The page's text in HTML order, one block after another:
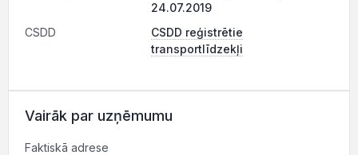
24.07.2019
CSDD
CSDD reģistrētie
transportlīdzekļi
Vairāk par uzņēmumu
Faktiskā adrese